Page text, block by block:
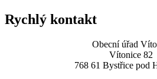
Rychlý kontakt
Obecní úřad
Vítonice 82
768 61 Bystřice pod